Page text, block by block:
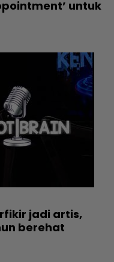
untuk
jadi artis,
berehat